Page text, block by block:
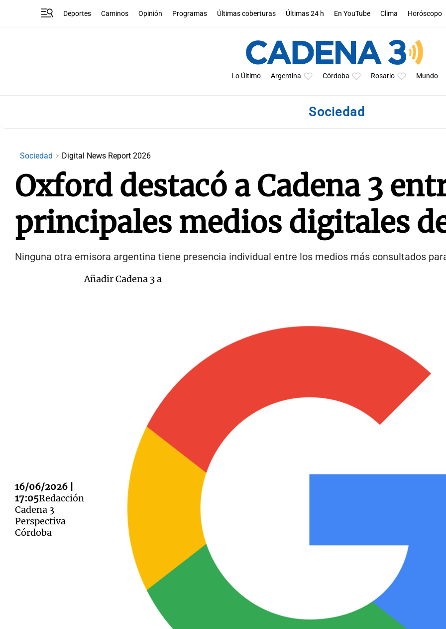
Deportes Caminos Opinión Programas Últimas coberturas Últimas 24 h En YouTube Clima Horóscopo
Lo Último Argentina Córdoba Rosario Mundo
Sociedad
Sociedad Digital News Report 2026
Oxford destacó a Cadena 3
principales medios digitales
Ninguna otra emisora argentina tiene presencia individual entre los medios más consultados
16/06/2026 |
17:05Redacción
Cadena 3
Perspectiva
Córdoba
Añadir Cadena 3 a
Notas
Editorial
Notas
Mundial 2026 La Sole en Cadena 3 Cadena 3